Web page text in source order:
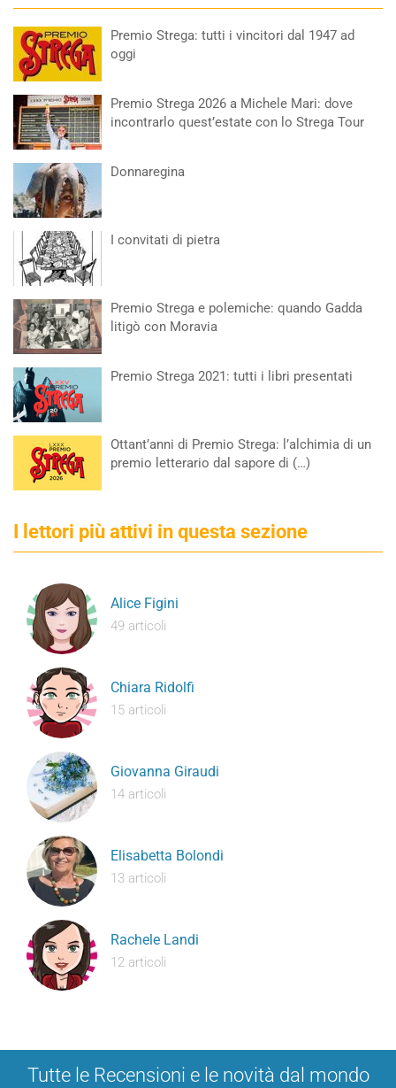
Premio Strega: tutti i vincitori dal 1947 ad
oggi
Premio Strega 2026 a Michele Mari: dove
incontrarlo quest’estate con lo Strega Tour
Donnaregina
I convitati di pietra
Premio Strega e polemiche: quando Gadda
litigò con Moravia
Premio Strega 2021: tutti i libri presentati
Ottant’anni di Premio Strega: l’alchimia di un
premio letterario dal sapore di (…)
I lettori più attivi in questa sezione
Alice Figini
49 articoli
Chiara Ridolfi
15 articoli
Giovanna Giraudi
14 articoli
Elisabetta Bolondi
13 articoli
Rachele Landi
12 articoli
Tutte le Recensioni e le novità dal mondo